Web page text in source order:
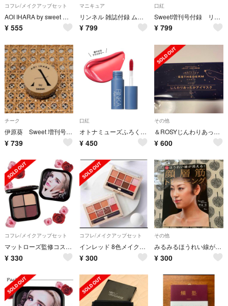
コフレ/メイクアップセット
AOI IHARA by sweet 盛れる♡洒落顔メイク3点セット
¥ 555
マニキュア
リンネル 雑誌付録 ムーミンネイルシール
¥ 799
口紅
Sweet増刊号付録 リップ
¥ 799
チーク
伊原葵 Sweet 増刊号 付録
¥ 739
口紅
オトナミューズふろく♪RINKA×FujikoプランピーRIP
¥ 450
その他
＆ROSYじんわりあったかアイマスク
¥ 600
コフレ/メイクアップセット
マットローズ監修コスメパレット
¥ 330
コフレ/メイクアップセット
インレッド 8色メイクパレット①
¥ 300
その他
みるみるほうれい線が消える!顔層筋トレーニング
¥ 300